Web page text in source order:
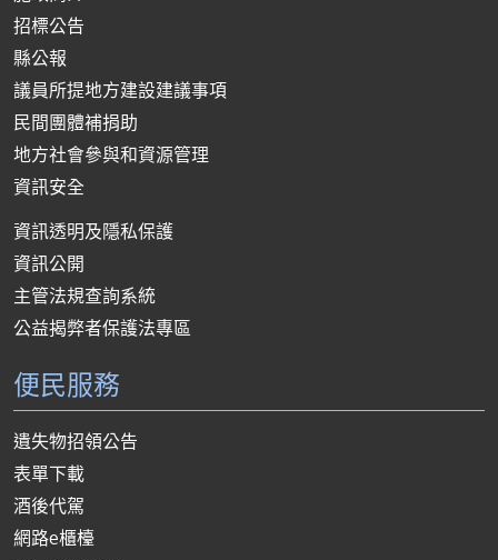
招標公告
縣公報
議員所提地方建設建議事項
民間團體補捐助
地方社會參與和資源管理
資訊安全
資訊透明及隱私保護
資訊公開
主管法規查詢系統
公益揭弊者保護法專區
便民服務
遺失物招領公告
表單下載
酒後代駕
網路e櫃檯